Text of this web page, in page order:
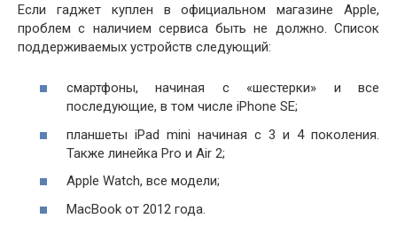
Если гаджет куплен в официальном магазине Apple,
проблем с наличием сервиса быть не должно. Список
поддерживаемых устройств следующий:
смартфоны, начиная с «шестерки» и все
последующие, в том числе iPhone SE;
планшеты iPad mini начиная с 3 и 4 поколения.
Также линейка Pro и Air 2;
Apple Watch, все модели;
MacBook от 2012 года.